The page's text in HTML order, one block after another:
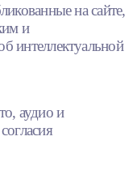
на сайте,
и
интеллектуальной
аудио и